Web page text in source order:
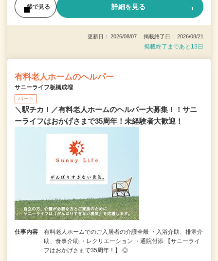
後で見る 詳細を見る
更新日： 2026/08/07 掲載終了日： 2026/08/21
掲載終了まであと13日
有料老人ホームのヘルパー
サニーライフ板橋成増
パート
＼駅チカ！／有料老人ホームのヘルパー大募集！！サニ
ーライフはおかげさまで35周年！未経験者大歓迎！
仕事内容
有料老人ホームでのご入居者の介護全般 ・入浴介助、排泄介
助、食事介助 ・レクリエーション ・通院付添 【サニーライ
フはおかげさまで35周年！】 ◎…